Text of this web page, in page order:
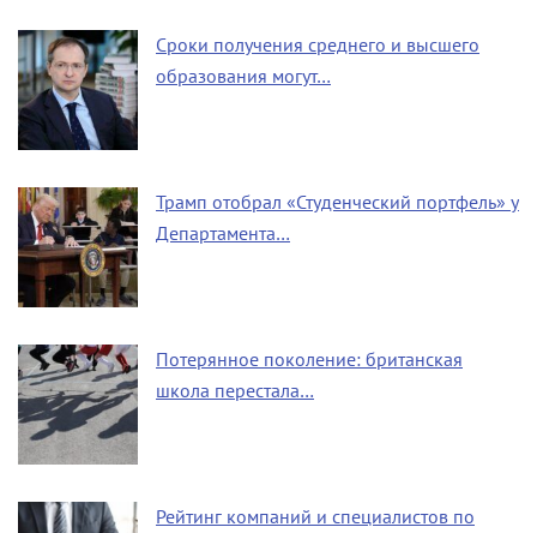
Сроки получения среднего и высшего
образования могут…
Трамп отобрал «Студенческий портфель» у
Департамента…
Потерянное поколение: британская
школа перестала…
Рейтинг компаний и специалистов по